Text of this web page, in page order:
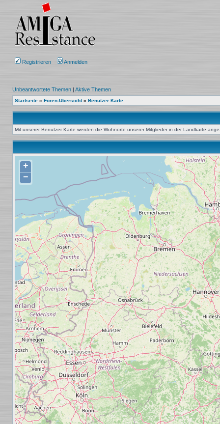
Registrieren Anmelden
Unbeantwortete Themen | Aktive Themen
Startseite » Foren-Übersicht» Benutzer Karte
Mit unserer Benutzer Karte werden die Wohnorte unserer Mitglieder in der Landkarte
+
−